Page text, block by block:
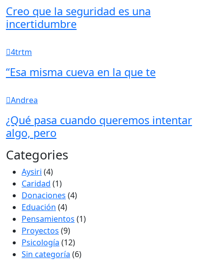
Creo que la seguridad es una
incertidumbre
4trtm
“Esa misma cueva en la que te
Andrea
¿Qué pasa cuando queremos intentar
algo, pero
Categories
Aysiri (4)
Caridad (1)
Donaciones (4)
Eduación (4)
Pensamientos (1)
Proyectos (9)
Psicología (12)
Sin categoría (6)